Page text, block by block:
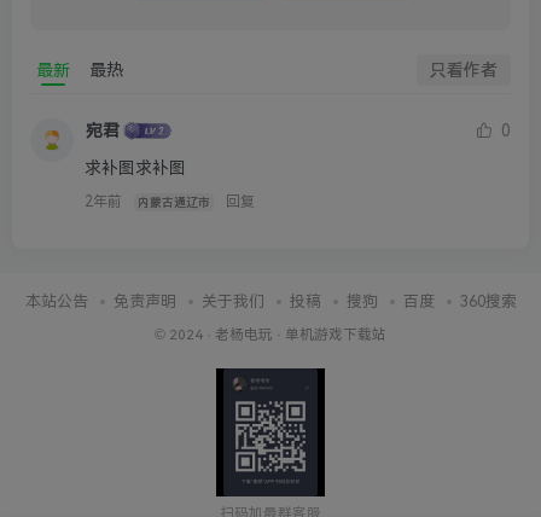
最新 最热 只看作者
宛君
0
求补图求补图
2年前 内蒙古通辽市 回复
本站公告 免责声明 关于我们 投稿 搜狗 百度 360搜索
© 2024 · 老杨电玩 · 单机游戏下载站